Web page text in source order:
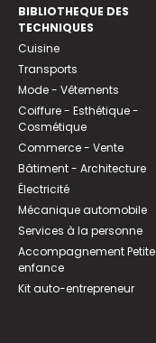
BIBLIOTHEQUE DES
TECHNIQUES
Cuisine
Transports
Mode - Vêtements
Coiffure - Esthétique -
Cosmétique
Commerce - Vente
Bâtiment - Architecture
Électricité
Mécanique automobile
Services à la personne
Accompagnement Petite
enfance
Kit auto-entrepreneur